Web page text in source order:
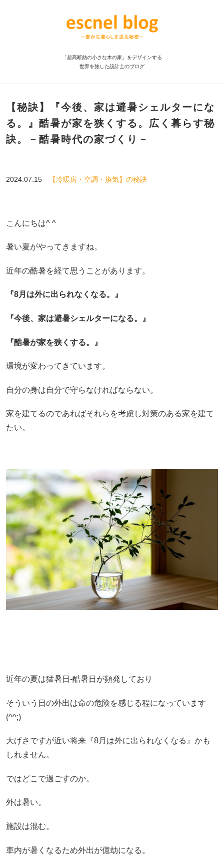
「超高断熱の小さな木の家」をデザインする
世界を旅した設計士のブログ
【秘訣】『今後、家は避暑シェルターにな
る。』酷暑が家を狭くする。広く暮らす秘
訣。－酷暑時代の家づくり－
2024.07.15 【冷暖房・空調・換気】の秘訣
こんにちは^ ^
暑い夏がやってきますね。
近年の酷暑を経て思うことがあります。
『8月は外に出られなくなる。』
『今後、家は避暑シェルターになる。』
『酷暑が家を狭くする。』
環境が変わってきています。
自分の身は自分で守らなければならない。
家を建てるのであればそれらを考慮し対策のある家を建て
たい。
近年の夏は猛暑日-酷暑日が頻発しており
そういう日の外出は命の危険を感じる程になっています
(^^;)
大げさですが近い将来『8月は外に出られなくなる』かも
しれません。
ではどこで過ごすのか。
外は暑い。
施設は混む。
車内が暑くなるため外出が億劫になる。